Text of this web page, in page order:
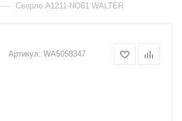
— Сверло A1211-NO61 WALTER
Артикул: WA5058347